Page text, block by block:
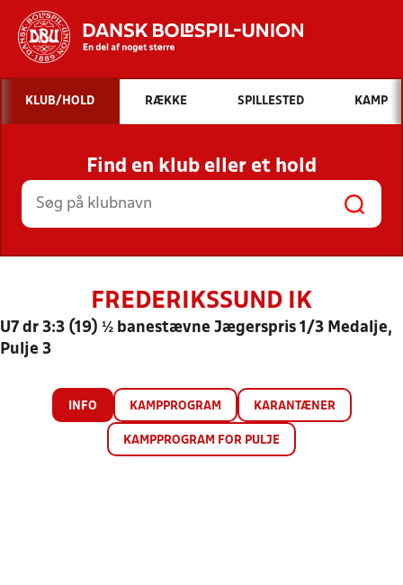
Hvad vil du søge efter?
INDHOLD OG NYHEDER
STILLINGER, RESULTATER, KLUBBER OG
HOLD
KLUB/HOLD RÆKKE SPILLESTED KAMP
Find en klub eller et hold
FREDERIKSSUND IK
U7 dr 3:3 (19) ½ banestævne Jægerspris 1/3 Medalje,
Pulje 3
INFO KAMPPROGRAM KARANTÆNER
KAMPPROGRAM FOR PULJE